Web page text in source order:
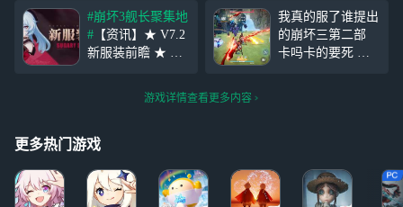
打结果结算差点到
3分钟……没毕业
问题还是太大
了…… 还是拿小
和真理是我的问题
app搜索里崩三官
服也不见了，还好
在广场里找到了。
#原神4.3版本#
#崩坏3舰长聚集地
# 【资讯】★ V7.2
新服装前瞻 ★ 舰
7.2新版本将推出
「糖露星霜」与
兽」全新服装，快
服装的获取方式请
舰长关注后续官方
我真的服了谁提出
的崩坏三第二部
卡吗卡的要死 偷
出，崩坏三启动！
卡退卡退卡退，舰
游戏详情查看更多内容
更多热门游戏